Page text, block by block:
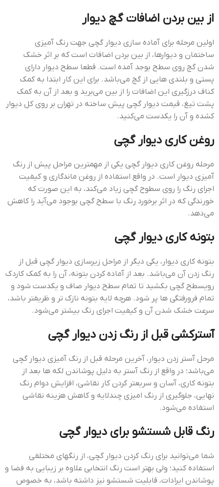
از بین بردن اضافات گچ دیوار
اولین مرحله برای آماده سازی دیوار گچی جهت رنگ آمیزی
ساختمان و دیوارها، از بین بردن اضافات است که بر اثر خشک
شدن گچ روی سطح بوجد آمده است. قطعا سطح دیوار دارای
پستی و بلندی هایی از گچ می‌باشد. برای این کار ابتدا به کمک
کناف درزگیری این اضافات را از بین می‌برید و بعد از آن به کمک
پشت تیغ، قيمت ديوار گچي پيش ساخته در تهران بر روی کل دیوار
کشده و آن را یکدست می‌کنید.
روغن کاری دیوار گچی
مرحله روغن کاری دیوار گچی یکی از مهمترین مراحل پیش از رنگ
آمیزی دیوار است. در واقع استفاده از روغن ماندگاری و کیفیت
اجرای رنگ را روی سطوح گچی زیاد می‌کند، به این صورت که
خورندگی که در اثر برخورد رنگ با سطح گچی بوجود می‌آید را کاهش
می‌دهد.
بتونه کاری دیوار گچی
بتونه کاری دیوار، یکی دیگر از مراحل زیرسازی دیوار گچی قبل از
رنگ زدن آن می‌باشد. بعد از آماده کردن بتونه، آن را به کمک کاردک
رویسطح گچی بکشید تا تمام سطح دیوار صاف و یکدست شود و
تمام فرورفتگی ها پر شود. هرچه لایه بتونه نازک تر و ظریفتر باشد،
سرعت خشک شدن آن و کیفیت اجرای رنگ بیشتر می‌شود.
آسترکشی قبل از رنگ زدن دیوار گچی
مرحل آستر زدن دیوار، آخرین مرحله قبل از رنگ آمیزی دیوار گچی
می‌باشد؛ در واقع از رنگ آستر به دلیل پوشاندن لکه ها بعد از
بتونه کاری، آسان و سریعتر کردن کار نقاشی، افزایش دوام رنگ
نهایی، جلوگیری از رنگ امیزی چندلایه و کاهش هزینه نقاشی
استفاده می‌شود.
رنگ قابل شستشو برای دیوار گچی
شما می‌توانید برای رنگ کردن دیوار گچی، از رنگهای مختلفی
استفاده کنید؛ ولی بهتر است رنگ انتخابی علاوه بر زیبایی به فضا و
پوشاندن ایرادات، قابلیت شستشو نیز داشته باشد، به خصوص